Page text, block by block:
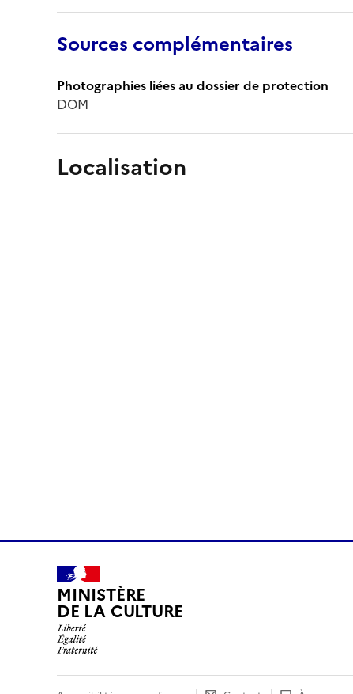
Sources complémentaires
Photographies liées au dossier de protection
DOM
Localisation
MINISTÈRE
DE LA CULTURE